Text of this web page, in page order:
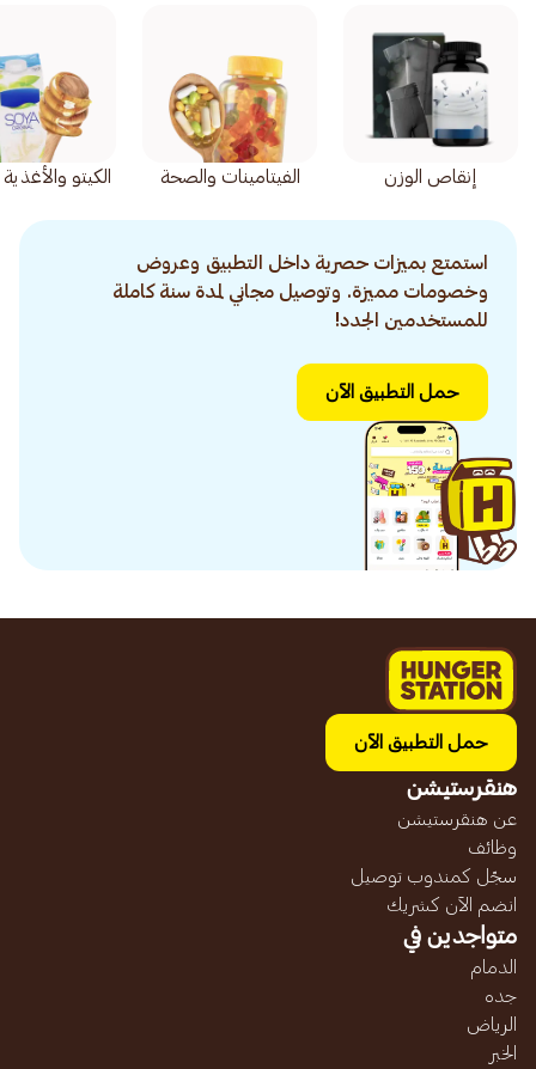
إنقاص الوزن الفيتامينات والصحة الكيتو
استمتع بميزات حصرية داخل التطبيق وعروض
وخصومات مميزة. وتوصيل مجاني لمدة سنة كاملة
للمستخدمين الجدد!
حمل التطبيق الآن
حمل التطبيق الآن
هنقرستيشن
عن هنقرستيشن
وظائف
سجّل كمندوب توصيل
انضم الآن كشريك
متواجدين في
الدمام
جده
الرياض
الخبر